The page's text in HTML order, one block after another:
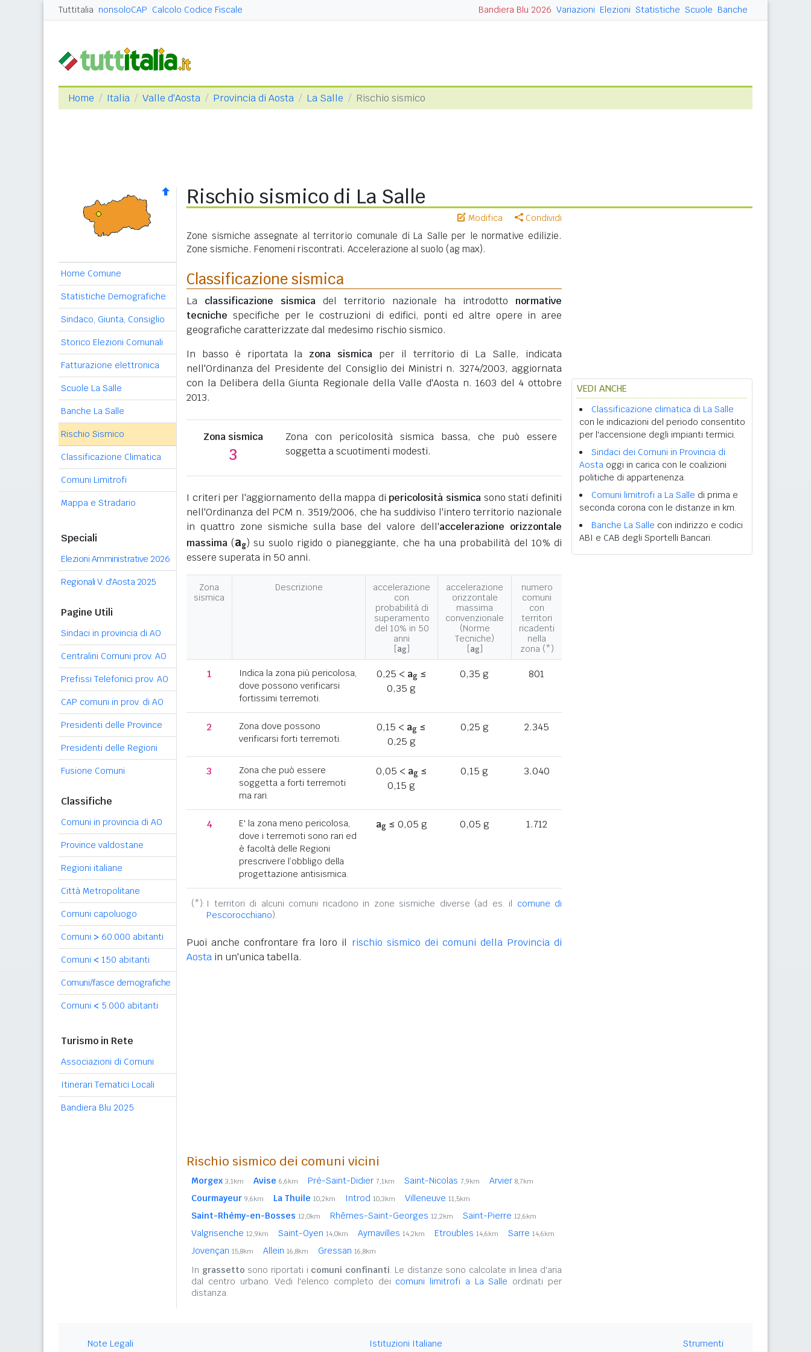
Tuttitalia nonsoloCAP Calcolo Codice Fiscale Bandiera Blu 2026 Variazioni Elezioni Statistiche Scuole Banche
Home Italia Valle d'Aosta Provincia di Aosta La Salle Rischio sismico
Home Comune
Statistiche Demografiche
Sindaco, Giunta, Consiglio
Storico Elezioni Comunali
Fatturazione elettronica
Scuole La Salle
Banche La Salle
Rischio Sismico
Classificazione Climatica
Comuni Limitrofi
Mappa e Stradario
Speciali
Elezioni Amministrative 2026
Regionali V. d'Aosta 2025
Pagine Utili
Sindaci in provincia di AO
Centralini Comuni prov. AO
Prefissi Telefonici prov. AO
CAP comuni in prov. di AO
Presidenti delle Province
Presidenti delle Regioni
Fusione Comuni
Classifiche
Comuni in provincia di AO
Province valdostane
Regioni italiane
Città Metropolitane
Comuni capoluogo
Comuni > 60.000 abitanti
Comuni < 150 abitanti
Comuni/fasce demografiche
Comuni < 5.000 abitanti
Turismo in Rete
Associazioni di Comuni
Itinerari Tematici Locali
Bandiera Blu 2025
Rischio sismico di La Salle
Modifica Condividi
Zone sismiche assegnate al territorio comunale di La Salle per le normative edilizie.
Zone sismiche. Fenomeni riscontrati. Accelerazione al suolo (ag max).
Classificazione sismica
La classificazione sismica del territorio nazionale ha introdotto normative
tecniche specifiche per le costruzioni di edifici, ponti ed altre opere in aree
geografiche caratterizzate dal medesimo rischio sismico.
In basso è riportata la zona sismica per il territorio di La Salle, indicata
nell'Ordinanza del Presidente del Consiglio dei Ministri n. 3274/2003, aggiornata
con la Delibera della Giunta Regionale della Valle d'Aosta n. 1603 del 4 ottobre
2013.
Zona sismica
3
Zona con pericolosità sismica bassa, che può essere
soggetta a scuotimenti modesti.
I criteri per l'aggiornamento della mappa dipericolosità sismica sono stati definiti
nell'Ordinanza del PCM n. 3519/2006, che ha suddiviso l'intero territorio nazionale
in quattro zone sismiche sulla base del valore dell'accelerazione orizzontale
massima (ag) su suolo rigido o pianeggiante, che ha una probabilità del 10% di
essere superata in 50 anni.
Zona
sismica
Descrizione
accelerazione
con
probabilità di
superamento
del 10% in 50
anni
[ag]
accelerazione
orizzontale
massima
convenzionale
(Norme
Tecniche)
[ag]
numero
comuni
con
territori
ricadenti
nella
zona (*)
1
Indica la zona più pericolosa,
dove possono verificarsi
fortissimi terremoti.
0,25 < ag≤
0,35 g
0,35 g 801
2
Zona dove possono
verificarsi forti terremoti.
0,15 < ag ≤
0,25 g
0,25 g 2.345
3
Zona che può essere
soggetta a forti terremoti
ma rari.
0,05 < ag≤
0,15 g
0,15 g 3.040
4
E' la zona meno pericolosa,
dove i terremoti sono rari ed
è facoltà delle Regioni
prescrivere l’obbligo della
progettazione antisismica.
ag≤ 0,05 g 0,05 g 1.712
(*): I territori di alcuni comuni ricadono in zone sismiche diverse (ad es. il comune di
Pescorocchiano).
Puoi anche confrontare fra loro il rischio sismico dei comuni della Provincia di
Aosta in un'unica tabella.
Rischio sismico dei comuni vicini
Morgex 3,1km Avise 6,6km Pré-Saint-Didier 7,1km Saint-Nicolas 7,9km Arvier 8,7km
Courmayeur 9,6km La Thuile 10,2km Introd 10,3km Villeneuve 11,5km
Saint-Rhémy-en-Bosses 12,0km Rhêmes-Saint-Georges 12,2km Saint-Pierre 12,6km
Valgrisenche 12,9km Saint-Oyen 14,0km Aymavilles 14,2km Etroubles 14,6km Sarre 14,6km
Jovençan 15,8km Allein 16,8km Gressan 16,8km
In grassetto sono riportati i comuni confinanti. Le distanze sono calcolate in linea d'aria
dal centro urbano. Vedi l'elenco completo dei comuni limitrofi a La Salle ordinati per
distanza.
VEDI ANCHE
Classificazione climatica di La Salle
con le indicazioni del periodo consentito
per l'accensione degli impianti termici.
Sindaci dei Comuni in Provincia di
Aosta oggi in carica con le coalizioni
politiche di appartenenza.
Comuni limitrofi a La Salle di prima e
seconda corona con le distanze in km.
Banche La Salle con indirizzo e codici
ABI e CAB degli Sportelli Bancari.
Note Legali Istituzioni Italiane Strumenti